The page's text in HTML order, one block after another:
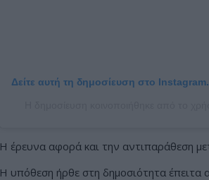
Δείτε αυτή τη δημοσίευση στο Instagram.
Η έρευνα αφορά και την αντιπαράθεση
Η υπόθεση ήρθε στη δημοσιότητα έπειτα